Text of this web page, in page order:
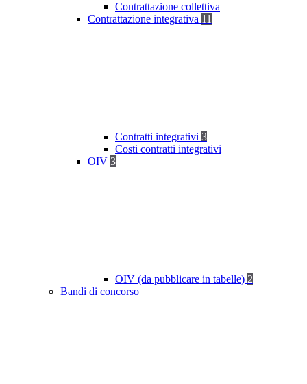
Contrattazione collettiva
Contrattazione integrativa 11
Contratti integrativi 3
Costi contratti integrativi
OIV 3
OIV (da pubblicare in tabelle) 2
Bandi di concorso